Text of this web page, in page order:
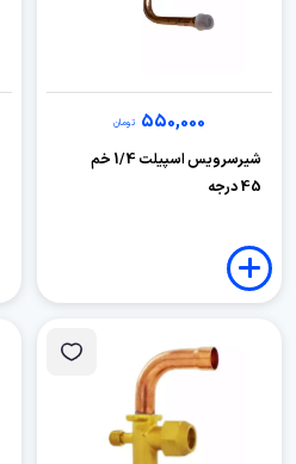
550,000 تومان
شیرسرویس اسپیلت 1/4 خم
45 درجه